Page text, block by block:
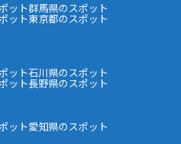
ット群馬県のスポット
ット東京都のスポット
ット石川県のスポット
ット長野県のスポット
ット愛知県のスポット